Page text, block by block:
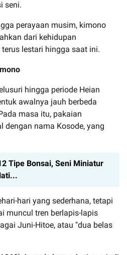
seni.
perayaan musim, kimono
dari kehidupan
lestari hingga saat ini.
hingga periode Heian
awalnya jauh berbeda
masa itu, pakaian
dengan nama Kosode, yang
Tipe Bonsai, Seni Miniatur
hari yang sederhana, tetapi
muncul tren berlapis-lapis
Juni-Hitoe, atau "dua belas